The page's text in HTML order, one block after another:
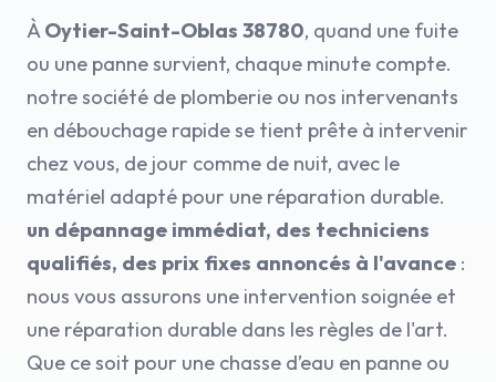
ÀOytier-Saint-Oblas 38780, quand une fuite
ou une panne survient, chaque minute compte.
notre société de plomberie ou nos intervenants
en débouchage rapide se tient prête à intervenir
chez vous, de jour comme de nuit, avec le
matériel adapté pour une réparation durable.
un dépannage immédiat, des techniciens
qualifiés, des prix fixes annoncés à l'avance :
nous vous assurons une intervention soignée et
une réparation durable dans les règles de l'art.
Que ce soit pour une chasse d’eau en panne ou